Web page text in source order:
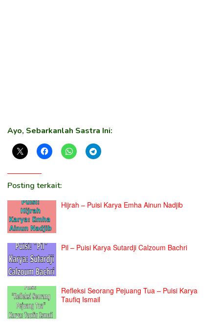
Ayo, Sebarkanlah Sastra Ini:
Posting terkait:
Hijrah – Puisi Karya Emha Ainun Nadjib
Pil – Puisi Karya Sutardji Calzoum Bachri
Refleksi Seorang Pejuang Tua – Puisi Karya
Taufiq Ismail